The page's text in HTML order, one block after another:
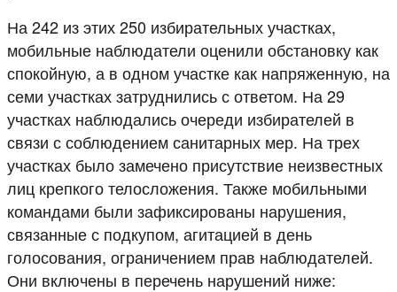
На 242 из этих 250 избирательных участках,
мобильные наблюдатели оценили обстановку как
спокойную, а в одном участке как напряженную, на
семи участках затруднились с ответом. На 29
участках наблюдались очереди избирателей в
связи с соблюдением санитарных мер. На трех
участках было замечено присутствие неизвестных
лиц крепкого телосложения. Также мобильными
командами были зафиксированы нарушения,
связанные с подкупом, агитацией в день
голосования, ограничением прав наблюдателей.
Они включены в перечень нарушений ниже: